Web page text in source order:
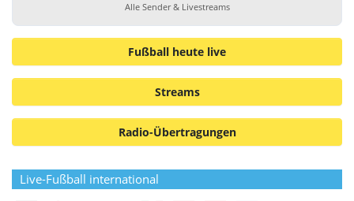
Alle Sender & Livestreams
Fußball heute live
Streams
Radio-Übertragungen
Live-Fußball international